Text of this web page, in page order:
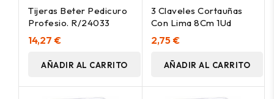
Tijeras Beter Pedicuro
Profesio. R/24033
14,27 €
AÑADIR AL CARRITO
3 Claveles Cortauñas
Con Lima 8Cm 1Ud
2,75 €
AÑADIR AL CARRITO